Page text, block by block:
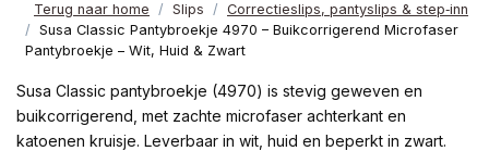
Terug naar home Slips
Correctieslips, pantyslips & step‑inn
Susa Classic Pantybroekje 4970 – Buikcorrigerend Microfaser
Pantybroekje – Wit, Huid & Zwart
Susa Classic pantybroekje (4970) is stevig geweven en
buikcorrigerend, met zachte microfaser achterkant en
katoenen kruisje. Leverbaar in wit, huid en beperkt in zwart.